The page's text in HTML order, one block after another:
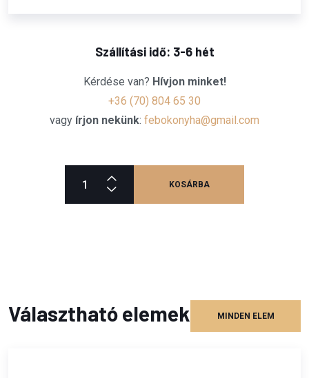
Szállítási idő: 3-6 hét
Kérdése van? Hívjon minket!
+36 (70) 804 65 30
vagy írjon nekünk: febokonyha@gmail.com
KOSÁRBA
Választható elemek MINDEN ELEM